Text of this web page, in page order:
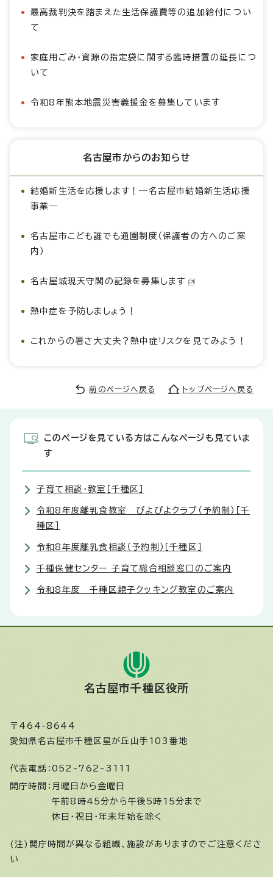
最高裁判決を踏まえた生活保護費等の追加給付につい
て
家庭用ごみ・資源の指定袋に関する臨時措置の延長につ
いて
令和8年熊本地震災害義援金を募集しています
名古屋市からのお知らせ
結婚新生活を応援します！―名古屋市結婚新生活応援
事業―
名古屋市こども誰でも通園制度（保護者の方へのご案
内）
名古屋城現天守閣の記録を募集します
熱中症を予防しましょう！
これからの暑さ大丈夫？熱中症リスクを見てみよう！
前のページへ戻る トップページへ戻る
このページを見ている方はこんなページも見ていま
す
子育て相談・教室［千種区］
令和8年度離乳食教室 ぴよぴよクラブ（予約制）［千
種区］
令和8年度離乳食相談（予約制）［千種区］
千種保健センター 子育て総合相談窓口のご案内
令和8年度 千種区親子クッキング教室のご案内
名古屋市千種区役所
〒464-8644
愛知県名古屋市千種区星が丘山手103番地
代表電話： 052-762-3111
開庁時間： 月曜日から金曜日
午前8時45分から午後5時15分まで
休日・祝日・年末年始を除く
(注)開庁時間が異なる組織、施設がありますのでご注意くださ
い